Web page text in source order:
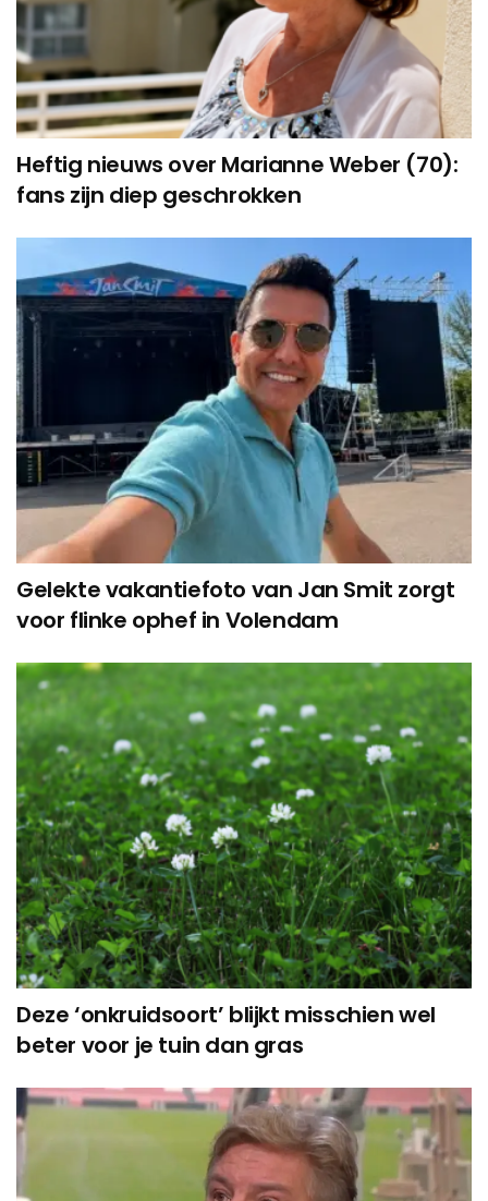
Heftig nieuws over Marianne Weber (70):
fans zijn diep geschrokken
Gelekte vakantiefoto van Jan Smit zorgt
voor flinke ophef in Volendam
Deze ‘onkruidsoort’ blijkt misschien wel
beter voor je tuin dan gras